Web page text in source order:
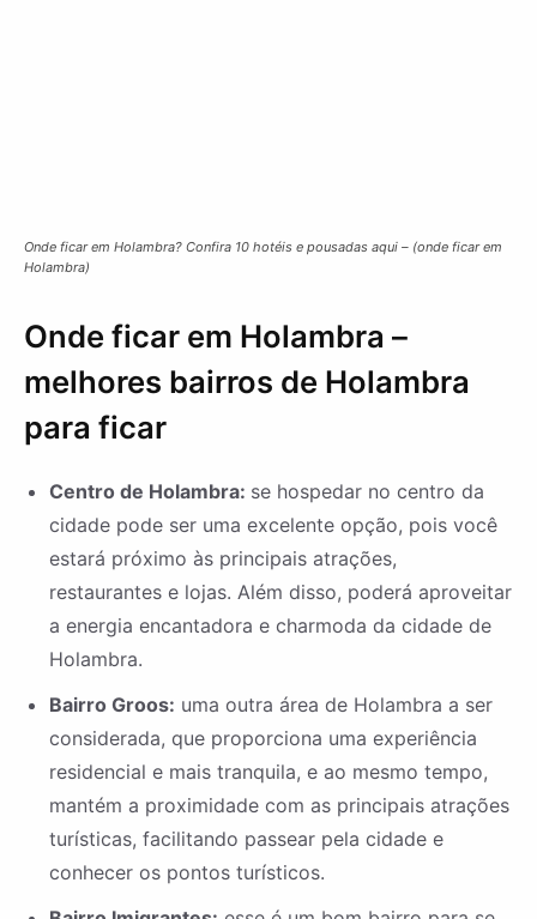
Onde ficar em Holambra? Confira 10 hotéis e pousadas aqui – (onde ficar em
Holambra)
Onde ficar em Holambra –
melhores bairros de Holambra
para ficar
Centro de Holambra: se hospedar no centro da
cidade pode ser uma excelente opção, pois você
estará próximo às principais atrações,
restaurantes e lojas. Além disso, poderá aproveitar
a energia encantadora e charmoda da cidade de
Holambra.
Bairro Groos: uma outra área de Holambra a ser
considerada, que proporciona uma experiência
residencial e mais tranquila, e ao mesmo tempo,
mantém a proximidade com as principais atrações
turísticas, facilitando passear pela cidade e
conhecer os pontos turísticos.